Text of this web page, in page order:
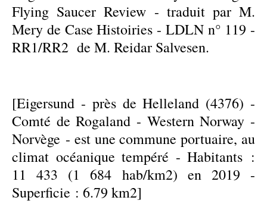
Flying Saucer Review - traduit par M.
Mery de Case Histoiries - LDLN n° 119 -
RR1/RR2 de M. Reidar Salvesen.
[Eigersund - près de Helleland (4376) -
Comté de Rogaland - Western Norway -
Norvège - est une commune portuaire, au
climat océanique tempéré - Habitants :
11 433 (1 684 hab/km2) en 2019 -
Superficie : 6.79 km2]